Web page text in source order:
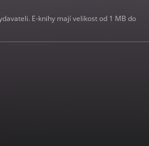
E-knihy mají velikost od 1 MB do